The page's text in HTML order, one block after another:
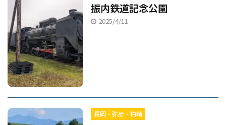
振内鉄道記念公園
2025/4/11
長岡・弥彦・柏崎